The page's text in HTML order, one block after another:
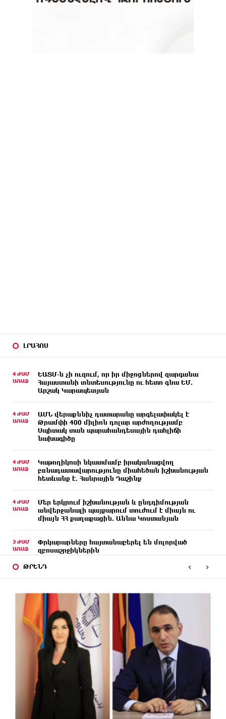
ԼՐԱՀՈՍ
4 ԺԱՄ
ԱՌԱՋ
ԵԱՏՄ֊ն չի ուզում, որ իր միջոցներով զարգանա
Հայաստանի տնտեսությունը ու հետո գնա ԵՄ.
Արշակ Կարապետյան
4 ԺԱՄ
ԱՌԱՋ
ԱՄՆ վերաքննիչ դատարանը արգելափակել է
Թրամփի 400 միլիոն դոլար արժողությամբ
Սպիտակ տան պարահանդեսային դահլիճի
նախագիծը
4 ԺԱՄ
ԱՌԱՋ
Կաթողիկոսի նկատմամբ իրականացվող
բռնադատավարությունը միահեծան իշխանության
հետևանք է. Հանրային Դաշինք
4 ԺԱՄ
ԱՌԱՋ
Մեր երկրում իշխանության և ընդդիմության
անվերջանալի պայքարում տուժում է միայն ու
միայն ՀՀ քաղաքացին. Աննա Կոստանյան
3 ԺԱՄ
ԱՌԱՋ
Փրկարարները հայտանաբերել են մոլորված
զբոսաշրջիկներին
ԱՌԱՋ
3 ԺԱՄ
ԱՌԱՋ
Սարյան փողոցի բնակարաններից մեկում
պայթյունի հետևանքով 55-ամյա տղամարդը
այրվածքներով տեղափոխվել է
«Այրվածքաբանության ազգային կենտրոն»
Սլովակիայի արևելքում արտակարգ դրություն է
հայտարարվել շոգի ալիքների պատճառով
Երթևեկության կազմակերպման փոփոխություն
տեղի կունենա
Հայաստանի հավաքականի նախկին մարզիչը
ԹՐԵՆԴ ‹ ›